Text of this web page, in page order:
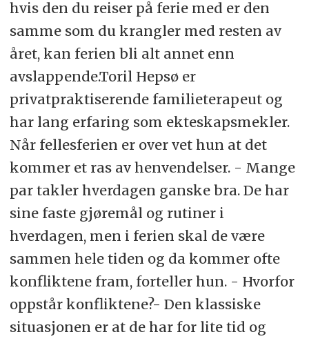
hvis den du reiser på ferie med er den
samme som du krangler med resten av
året, kan ferien bli alt annet enn
avslappende.Toril Hepsø er
privatpraktiserende familieterapeut og
har lang erfaring som ekteskapsmekler.
Når fellesferien er over vet hun at det
kommer et ras av henvendelser. - Mange
par takler hverdagen ganske bra. De har
sine faste gjøremål og rutiner i
hverdagen, men i ferien skal de være
sammen hele tiden og da kommer ofte
konfliktene fram, forteller hun. - Hvorfor
oppstår konfliktene?- Den klassiske
situasjonen er at de har for lite tid og